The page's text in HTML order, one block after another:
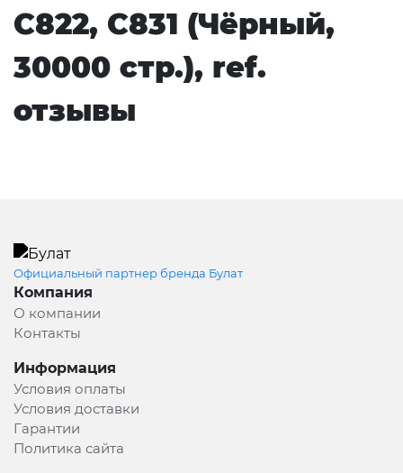
C822, C831 (Чёрный,
30000 стр.), ref.
отзывы
Официальный партнер бренда Булат
Компания
О компании
Контакты
Информация
Условия оплаты
Условия доставки
Гарантии
Политика сайта